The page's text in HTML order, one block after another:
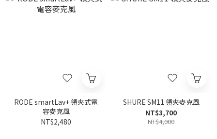
RODE smartLav+ 領夾式電
容麥克風
NT$2,480
SHURE SM11 領夾麥克風
NT$3,700
NT$4,000